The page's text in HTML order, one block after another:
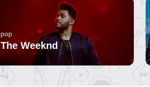
pop
The Weeknd